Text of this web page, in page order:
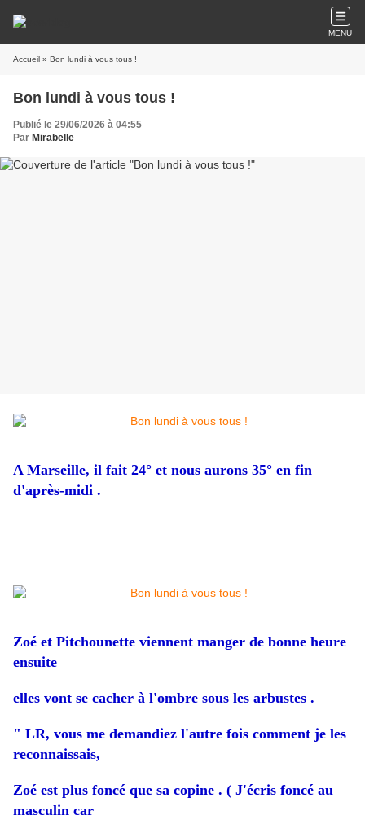
MENU
Accueil » Bon lundi à vous tous !
Bon lundi à vous tous !
Publié le 29/06/2026 à 04:55
Par Mirabelle
A Marseille, il fait 24° et nous aurons 35° en fin
d'après-midi .
Zoé et Pitchounette viennent manger de bonne heure
ensuite
elles vont se cacher à l'ombre sous les arbustes .
" LR, vous me demandiez l'autre fois comment je les
reconnaissais,
Zoé est plus foncé que sa copine . ( J'écris foncé au
masculin car